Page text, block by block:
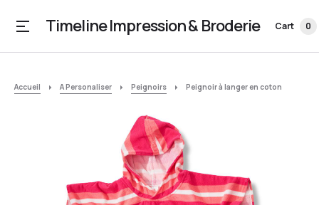
Timeline Impression & Broderie Cart 0
Accueil A Personaliser Peignoirs Peignoir à langer en coton